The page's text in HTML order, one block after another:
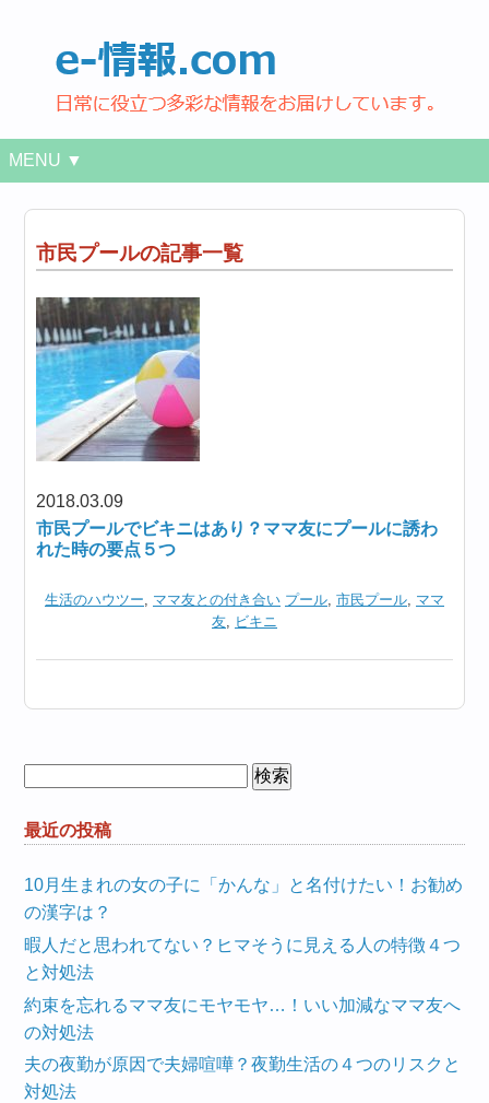
MENU ▼
市民プールの記事一覧
2018.03.09
市民プールでビキニはあり？ママ友にプールに誘わ
れた時の要点５つ
生活のハウツー, ママ友との付き合い プール, 市民プール, ママ
友, ビキニ
最近の投稿
10月生まれの女の子に「かんな」と名付けたい！お勧め
の漢字は？
暇人だと思われてない？ヒマそうに見える人の特徴４つ
と対処法
約束を忘れるママ友にモヤモヤ…！いい加減なママ友へ
の対処法
夫の夜勤が原因で夫婦喧嘩？夜勤生活の４つのリスクと
対処法